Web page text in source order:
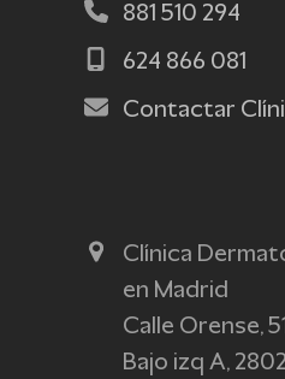
881 510 294
624 866 081
Contactar
Clínica
en Madrid
Calle Orense, 51
Bajo izq A,